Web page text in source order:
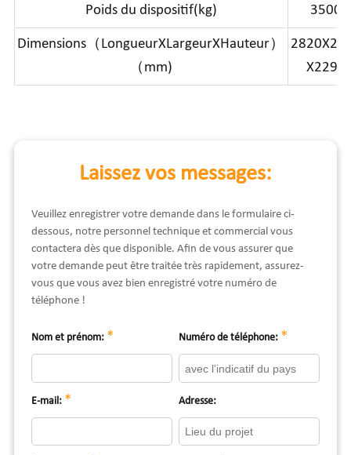
Poids du dispositif(kg) 3500
Dimensions（LongueurXLargeurXHauteur）
（mm)
X2295
Laissez vos messages:
Veuillez enregistrer votre demande dans le formulaire ci-
dessous, notre personnel technique et commercial vous
contactera dès que disponible. Afin de vous assurer que
votre demande peut être traitée très rapidement, assurez-
vous que vous avez bien enregistré votre numéro de
téléphone !
Nom et prénom: * Numéro de téléphone: *
E-mail: * Adresse: